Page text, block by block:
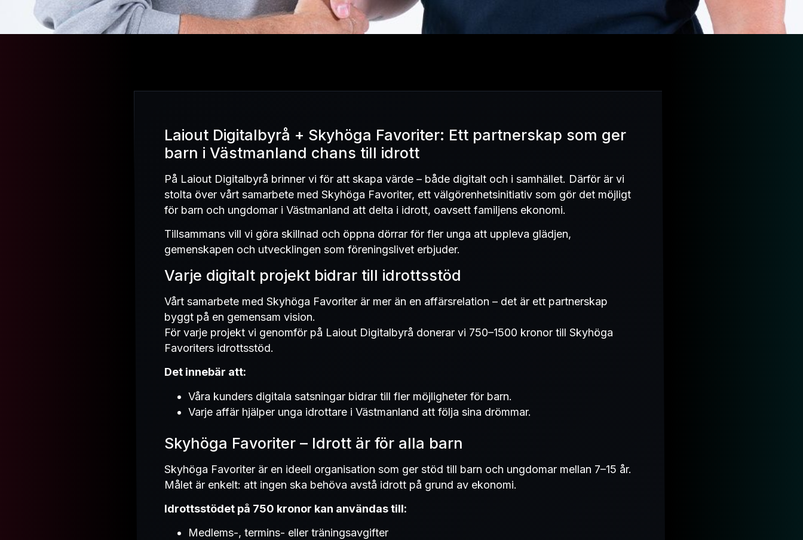
Laiout Digitalbyrå + Skyhöga Favoriter: Ett partnerskap som ger
barn i Västmanland chans till idrott
På Laiout Digitalbyrå brinner vi för att skapa värde – både digitalt och i samhället. Därför är vi
stolta över vårt samarbete med Skyhöga Favoriter, ett välgörenhetsinitiativ som gör det möjligt
för barn och ungdomar i Västmanland att delta i idrott, oavsett familjens ekonomi.
Tillsammans vill vi göra skillnad och öppna dörrar för fler unga att uppleva glädjen,
gemenskapen och utvecklingen som föreningslivet erbjuder.
Varje digitalt projekt bidrar till idrottsstöd
Vårt samarbete med Skyhöga Favoriter är mer än en affärsrelation – det är ett partnerskap
byggt på en gemensam vision.
För varje projekt vi genomför på Laiout Digitalbyrå donerar vi 750–1500 kronor till Skyhöga
Favoriters idrottsstöd.
Det innebär att:
Våra kunders digitala satsningar bidrar till fler möjligheter för barn.
Varje affär hjälper unga idrottare i Västmanland att följa sina drömmar.
Skyhöga Favoriter – Idrott är för alla barn
Skyhöga Favoriter är en ideell organisation som ger stöd till barn och ungdomar mellan 7–15 år.
Målet är enkelt: att ingen ska behöva avstå idrott på grund av ekonomi.
Idrottsstödet på 750 kronor kan användas till:
Medlems-, termins- eller träningsavgifter